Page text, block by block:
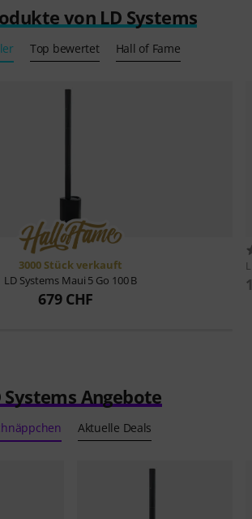
von LD Systems
Top bewertet Hall of Fame
3000 Stück verkauft
LD Systems Maui 5 Go 100 B
679 CHF
Systems Angebote
Aktuelle Deals